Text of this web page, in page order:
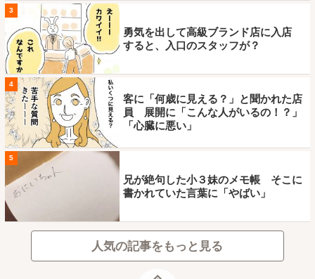
3
勇気を出して高級ブランド店に入店
すると、入口のスタッフが？
4
客に「何歳に見える？」と聞かれた店
員 展開に「こんな人がいるの！？」
「心臓に悪い」
5
兄が絶句した小３妹のメモ帳 そこに
書かれていた言葉に「やばい」
人気の記事をもっと見る